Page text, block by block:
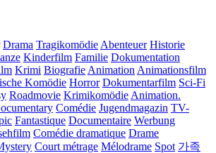
Drama Tragikomödie Abenteuer Historie
Kinderfilm Familie Dokumentation
Krimi Biografie Animation Animationsfilm
Komödie Horror Dokumentarfilm Sci-Fi
Roadmovie Krimikomödie Animation.
Comédie Jugendmagazin TV-
Fantastique Documentaire Werbung
Comédie dramatique Drame
Court métrage Mélodrame Spot 가족